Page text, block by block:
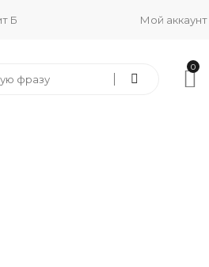
Б Мой аккаунт
0